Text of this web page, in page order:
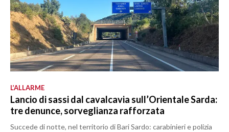
L’ALLARME
Lancio di sassi dal cavalcavia sull’Orientale Sarda:
tre denunce, sorveglianza rafforzata
Succede di notte, nel territorio di Bari Sardo: carabinieri e polizia